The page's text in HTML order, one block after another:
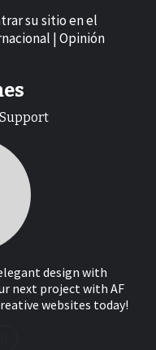
su sitio en el
| Opinión
design with
next project with AF
websites today!